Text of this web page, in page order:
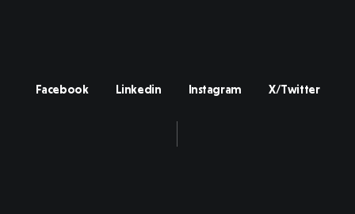
Facebook Linkedin Instagram X/Twitter